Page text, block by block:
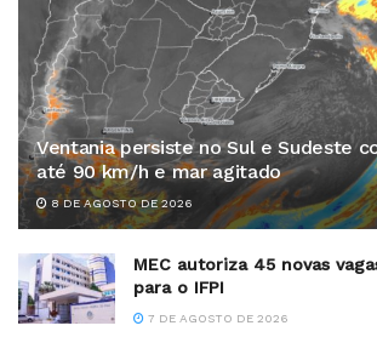
Ventania persiste no Sul e Sudeste
até 90 km/h e mar agitado
8 DE AGOSTO DE 2026
MEC autoriza 45 novas
para o IFPI
7 DE AGOSTO DE 2026